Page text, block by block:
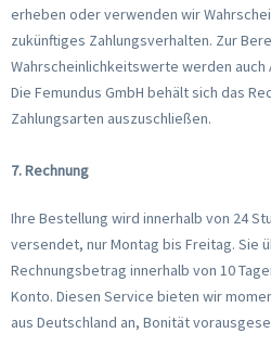
erheben oder verwenden wir
zukünftiges Zahlungsverhalten. Zur
Wahrscheinlichkeitswerte werden
Die Femundus GmbH behält sich das
Zahlungsarten auszuschließen.
7. Rechnung
Ihre Bestellung wird innerhalb von 24
versendet, nur Montag bis Freitag. Sie
Rechnungsbetrag innerhalb von 10
Konto. Diesen Service bieten wir
aus Deutschland an, Bonität